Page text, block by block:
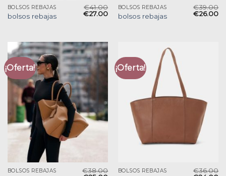
BOLSOS REBAJAS
bolsos rebajas
€41.00
€27.00
BOLSOS REBAJAS
bolsos rebajas
€39.00
€26.00
¡Oferta!
BOLSOS REBAJAS €38.00
¡Oferta!
BOLSOS REBAJAS €36.00